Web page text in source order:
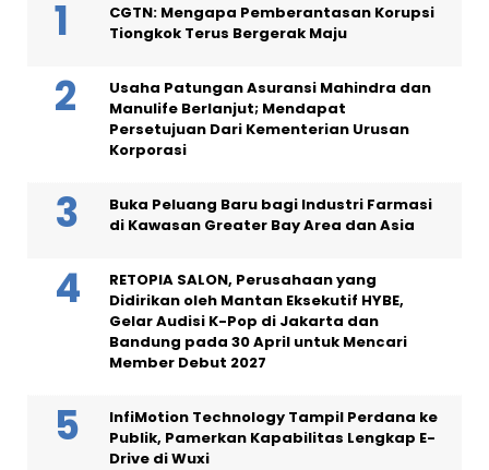
CGTN: Mengapa Pemberantasan Korupsi
Tiongkok Terus Bergerak Maju
Usaha Patungan Asuransi Mahindra dan
Manulife Berlanjut; Mendapat
Persetujuan Dari Kementerian Urusan
Korporasi
Buka Peluang Baru bagi Industri Farmasi
di Kawasan Greater Bay Area dan Asia
RETOPIA SALON, Perusahaan yang
Didirikan oleh Mantan Eksekutif HYBE,
Gelar Audisi K-Pop di Jakarta dan
Bandung pada 30 April untuk Mencari
Member Debut 2027
InfiMotion Technology Tampil Perdana ke
Publik, Pamerkan Kapabilitas Lengkap E-
Drive di Wuxi